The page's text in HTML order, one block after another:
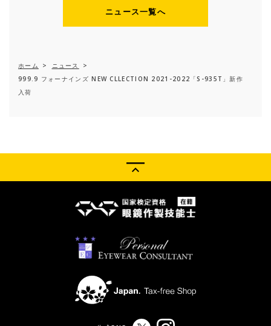
ニュース一覧へ
ホーム > ニュース
>
999.9 フォーナインズ NEW CLLECTION 2021-2022「S-935T」新作
入荷